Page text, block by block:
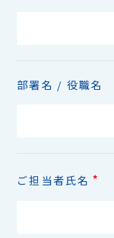
部署名 / 役職名
ご担当者氏名 *